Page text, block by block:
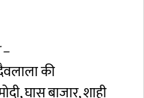
की
घास बाजार, शाही